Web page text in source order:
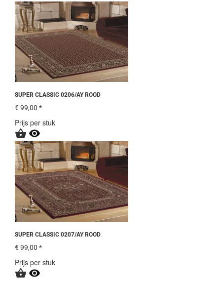
SUPER CLASSIC 0206/AY ROOD
€ 99,00 *
Prijs per stuk
 
SUPER CLASSIC 0207/AY ROOD
€ 99,00 *
Prijs per stuk
 